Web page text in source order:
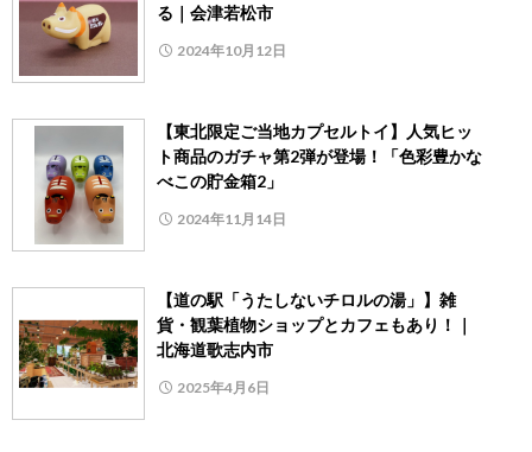
る｜会津若松市
2024年10月12日
【東北限定ご当地カプセルトイ】人気ヒッ
ト商品のガチャ第2弾が登場！「色彩豊かな
べこの貯金箱2」
2024年11月14日
【道の駅「うたしないチロルの湯」】雑
貨・観葉植物ショップとカフェもあり！｜
北海道歌志内市
2025年4月6日